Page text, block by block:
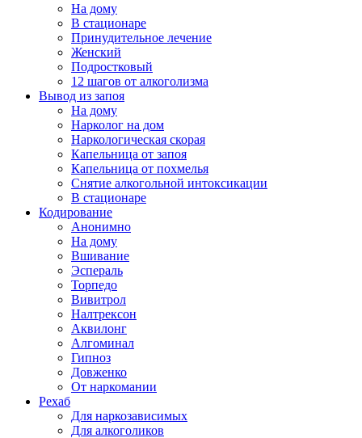
На дому
В стационаре
Принудительное лечение
Женский
Подростковый
12 шагов от алкоголизма
Вывод из запоя
На дому
Нарколог на дом
Наркологическая скорая
Капельница от запоя
Капельница от похмелья
Снятие алкогольной интоксикации
В стационаре
Кодирование
Анонимно
На дому
Вшивание
Эспераль
Торпедо
Вивитрол
Налтрексон
Аквилонг
Алгоминал
Гипноз
Довженко
От наркомании
Рехаб
Для наркозависимых
Для алкоголиков